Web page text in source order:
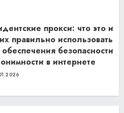
прокси: что это и
правильно использовать
безопасности
в интернете